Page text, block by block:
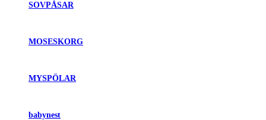
SOVPÅSAR
MOSESKORG
MYSPÖLAR
babynest